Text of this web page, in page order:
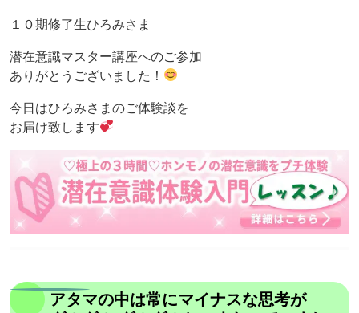
１０期修了生ひろみさま
潜在意識マスター講座へのご参加
ありがとうございました！
今日はひろみさまのご体験談を
お届け致します
アタマの中は常にマイナスな思考が